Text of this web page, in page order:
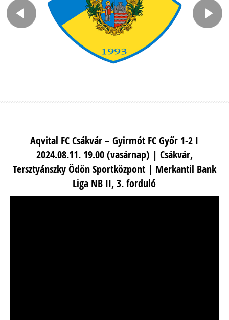
Aqvital FC Csákvár – Gyirmót FC Győr 1-2 I
2024.08.11. 19.00 (vasárnap) | Csákvár,
Tersztyánszky Ödön Sportközpont | Merkantil Bank
Liga NB II, 3. forduló